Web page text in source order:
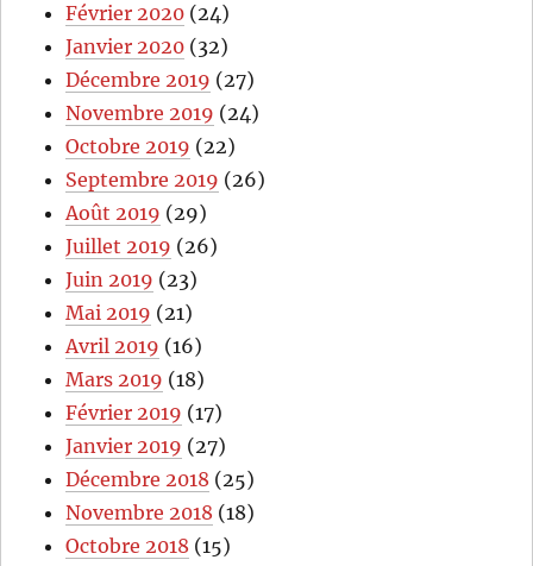
Février 2020 (24)
Janvier 2020 (32)
Décembre 2019 (27)
Novembre 2019 (24)
Octobre 2019 (22)
Septembre 2019 (26)
Août 2019 (29)
Juillet 2019 (26)
Juin 2019 (23)
Mai 2019 (21)
Avril 2019 (16)
Mars 2019 (18)
Février 2019 (17)
Janvier 2019 (27)
Décembre 2018 (25)
Novembre 2018 (18)
Octobre 2018 (15)